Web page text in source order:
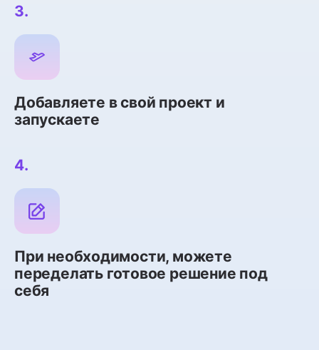
3.
Добавляете в свой проект и
запускаете
4.
При необходимости, можете
переделать готовое решение под
себя